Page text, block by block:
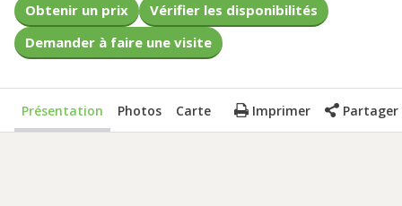
Obtenir un prix
Vérifier les disponibilités
Demander à faire une visite
Présentation Photos Carte Imprimer Partager